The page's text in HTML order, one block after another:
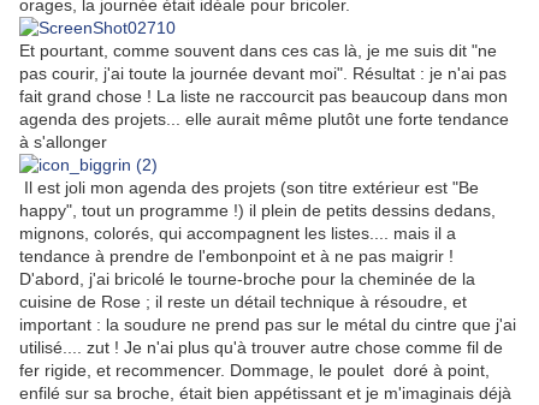
orages, la journée était idéale pour bricoler.
Et pourtant, comme souvent dans ces cas là, je me suis dit "ne
pas courir, j'ai toute la journée devant moi". Résultat : je n'ai pas
fait grand chose ! La liste ne raccourcit pas beaucoup dans mon
agenda des projets... elle aurait même plutôt une forte tendance
à s'allonger
Il est joli mon agenda des projets (son titre extérieur est "Be
happy", tout un programme !) il plein de petits dessins dedans,
mignons, colorés, qui accompagnent les listes.... mais il a
tendance à prendre de l'embonpoint et à ne pas maigrir !
D'abord, j'ai bricolé le tourne-broche pour la cheminée de la
cuisine de Rose ; il reste un détail technique à résoudre, et
important : la soudure ne prend pas sur le métal du cintre que j'ai
utilisé.... zut ! Je n'ai plus qu'à trouver autre chose comme fil de
fer rigide, et recommencer. Dommage, le poulet doré à point,
enfilé sur sa broche, était bien appétissant et je m'imaginais déjà